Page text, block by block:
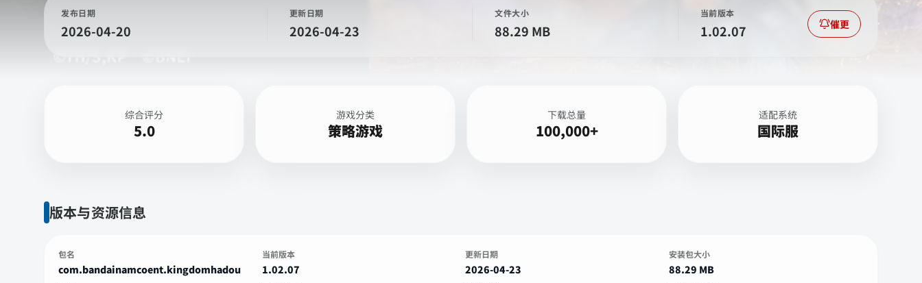
发布日期
2026-04-20
更新日期
2026-04-23
文件大小
88.29 MB
当前版本
1.02.07 催更
综合评分
5.0
游戏分类
策略游戏
下载总量
100,000+
适配系统
国际服
版本与资源信息
包名
com.bandainamcoent.kingdomhadou
当前版本
1.02.07
更新日期
2026-04-23
安装包大小
88.29 MB